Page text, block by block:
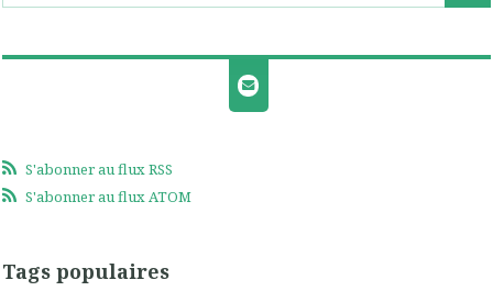
S'abonner au flux RSS
S'abonner au flux ATOM
Tags populaires